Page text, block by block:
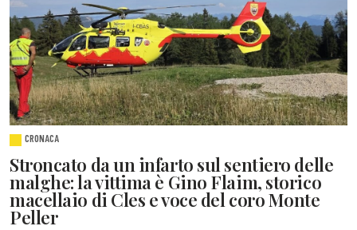
CRONACA
Stroncato da un infarto sul sentiero delle
malghe: la vittima è Gino Flaim, storico
macellaio di Cles e voce del coro Monte
Peller